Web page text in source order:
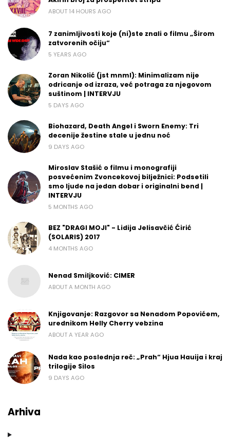
ABOUT 14 HOURS AGO
7 zanimljivosti koje (ni)ste znali o filmu „Širom
zatvorenih očiju“
5 YEARS AGO
Zoran Nikolić (jst mnml): Minimalizam nije
odricanje od izraza, već potraga za njegovom
suštinom | INTERVJU
5 DAYS AGO
Biohazard, Death Angel i Sworn Enemy: Tri
decenije žestine stale u jednu noć
9 DAYS AGO
Miroslav Stašić o filmu i monografiji
posvećenim Zvoncekovoj bilježnici: Podsetili
smo ljude na jedan dobar i originalni bend |
INTERVJU
5 MONTHS AGO
BEZ "DRAGI MOJI" - Lidija Jelisavčić Ćirić
(SOLARIS) 2017
4 MONTHS AGO
Nenad Smiljković: CIMER
ABOUT A MONTH AGO
Knjigovanje: Razgovor sa Nenadom Popovićem,
urednikom Helly Cherry vebzina
ABOUT A YEAR AGO
Nada kao poslednja reč: „Prah“ Hjua Hauija i kraj
trilogije Silos
9 DAYS AGO
Arhiva